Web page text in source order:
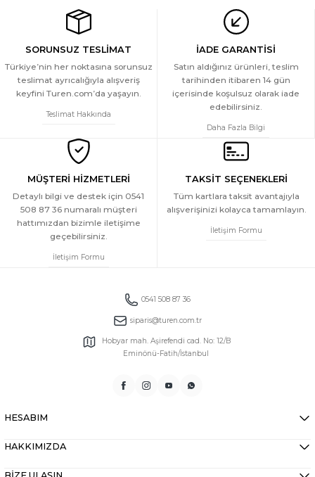
SORUNSUZ TESLİMAT
Türkiye’nin her noktasına sorunsuz
teslimat ayrıcalığıyla alışveriş
keyfini Turen.com’da yaşayın.
Teslimat Hakkında
İADE GARANTİSİ
Satın aldığınız ürünleri, teslim
tarihinden itibaren 14 gün
içerisinde koşulsuz olarak iade
edebilirsiniz.
Daha Fazla Bilgi
MÜŞTERİ HİZMETLERİ
Detaylı bilgi ve destek için 0541
508 87 36 numaralı müşteri
hattımızdan bizimle iletişime
geçebilirsiniz.
İletişim Formu
TAKSİT SEÇENEKLERİ
Tüm kartlara taksit avantajıyla
alışverişinizi kolayca tamamlayın.
İletişim Formu
0541 508 87 36
siparis@turen.com.tr
Hobyar mah. Aşirefendi cad. No: 12/B
Eminönü-Fatih/İstanbul
HESABIM
HAKKIMIZDA